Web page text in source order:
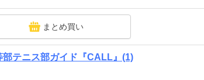
まとめ買い
テニス部ガイド『CALL』(1)